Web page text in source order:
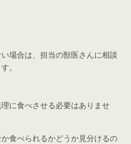
場合は、担当の獣医さんに相談
。
に食べさせる必要はありませ
食べられるかどうか見分けるの